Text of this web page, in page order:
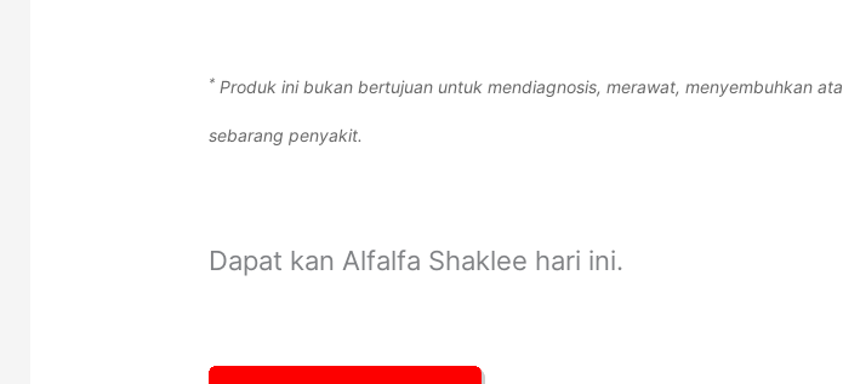
* Produk ini bukan bertujuan untuk mendiagnosis, merawat, menyembuhkan
sebarang penyakit.
Dapat kan Alfalfa Shaklee hari ini.